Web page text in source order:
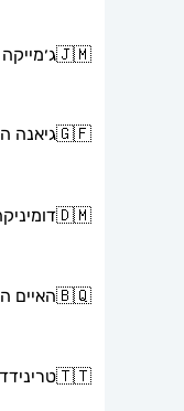
🇯🇲ג׳מייקה
🇬🇫גיאנה
🇩🇲
🇧🇶האיים
🇹🇹